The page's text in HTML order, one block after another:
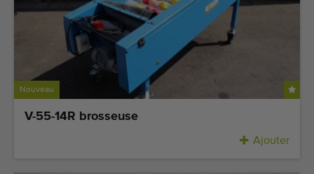
Nouveau
V-55-14R brosseuse
Ajouter